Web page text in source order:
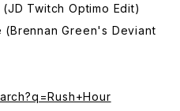
Twitch Optimo Edit)
Green's Deviant